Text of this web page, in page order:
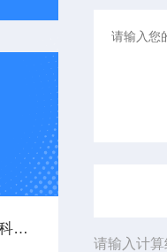
校园科研自动气象站—一款科学探究兴趣的高中校园气象站配备2024全境+派送
请输入计